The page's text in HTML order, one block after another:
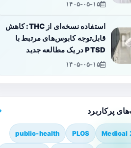
۱۴۰۵-۰۵-۱۵
استفاده نسخه‌ای از THC: کاهش
قابل‌توجه کابوس‌های مرتبط با
PTSD در یک مطالعه جدید
۱۴۰۵-۰۵-۱۵
پرکاربرد
Medical
PLOS
public-health